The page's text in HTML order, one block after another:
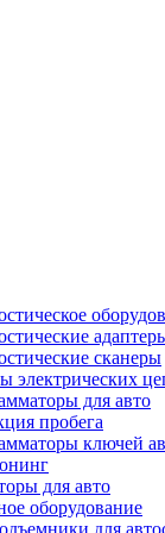
сканеры
электрических
для авто
пробега
ключей
для авто
оборудование
для